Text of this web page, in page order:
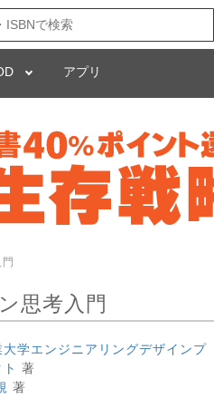
アプリ
思考入門
大学エンジニアリングデザインプ
著
著